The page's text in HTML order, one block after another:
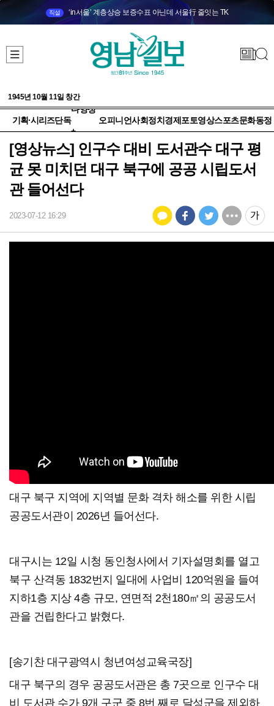
직설 ‘in서울’ 계층상승 보증수표 아닌데 서울行 줄잇는 TK
1945년 10월 11일 창간
기획·시리즈단독
다양성
+
오피니언사회정치 경제 포토영상스포츠문화동정
[영상뉴스] 인구수 대비 도서관수 대구 평
균 못 미치던 대구 북구에 공공 시립도서
관 들어선다
2023-07-12 16:29
대구 북구 지역에 지역별 문화 격차 해소를 위한 시립
공공도서관이 2026년 들어선다.
대구시는 12일 시청 동인청사에서 기자설명회를 열고
북구 산격동 1832번지 일대에 사업비 120억원을 들여
지하1층 지상 4층 규모, 연면적 2천180㎡의 공공도서
관을 건립한다고 밝혔다.
[송기찬 대구광역시 청년여성교육국장]
대구 북구의 경우 공공도서관은 총 7곳으로 인구수 대
비 도서관 수가 9개 구군 중 8번 째로 달성군을 제외하